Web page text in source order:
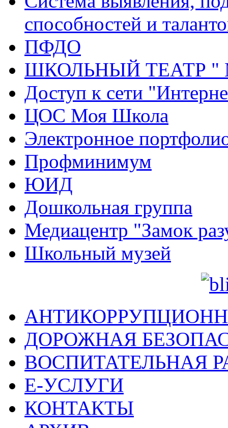
способностей и
ПФДО
ШКОЛЬНЫЙ ТЕАТР
Доступ к сети
ЦОС Моя Школа
Электронное
Профминимум
ЮИД
Дошкольная группа
Медиацентр "Замок
Школьный музей
ДОРОЖНАЯ
ВОСПИТАТЕЛЬНАЯ
Е-УСЛУГИ
КОНТАКТЫ